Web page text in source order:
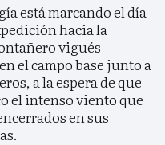
está marcando el día
hacia la
vigués
el campo base junto a
a la espera de que
el intenso viento que
en sus